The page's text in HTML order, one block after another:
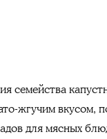
семейства
жгучим вкусом,
для мясных